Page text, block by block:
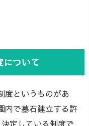
について
度というものがあ
内で墓石建立する許
定している制度で